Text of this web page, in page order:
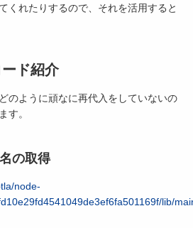
くれたりするので、それを活用すると
ド紹介
のように頑なに再代入をしていないの
す。
の取得
node-
lib/